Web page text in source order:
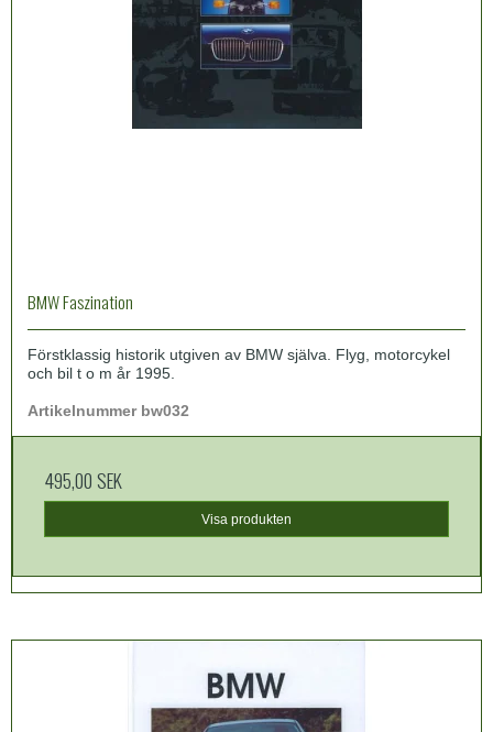
BMW Faszination
Förstklassig historik utgiven av BMW själva. Flyg, motorcykel
och bil t o m år 1995.
Artikelnummer bw032
495,00 SEK
Visa produkten